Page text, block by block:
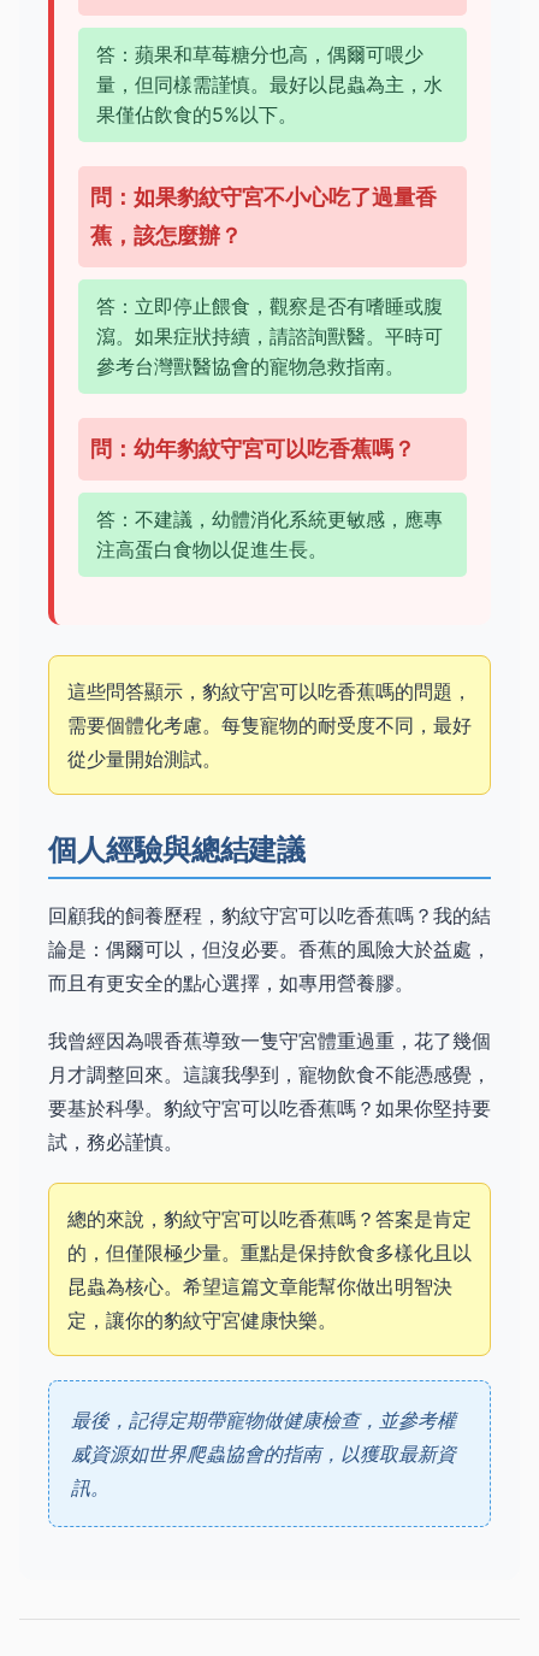
答：蘋果和草莓糖分也高，偶爾可喂少
量，但同樣需謹慎。最好以昆蟲為主，水
果僅佔飲食的5%以下。
問：如果豹紋守宮不小心吃了過量香
蕉，該怎麼辦？
答：立即停止餵食，觀察是否有嗜睡或腹
瀉。如果症狀持續，請諮詢獸醫。平時可
參考台灣獸醫協會的寵物急救指南。
問：幼年豹紋守宮可以吃香蕉嗎？
答：不建議，幼體消化系統更敏感，應專
注高蛋白食物以促進生長。
這些問答顯示，豹紋守宮可以吃香蕉嗎的問題，
需要個體化考慮。每隻寵物的耐受度不同，最好
從少量開始測試。
個人經驗與總結建議
回顧我的飼養歷程，豹紋守宮可以吃香蕉嗎？我的結
論是：偶爾可以，但沒必要。香蕉的風險大於益處，
而且有更安全的點心選擇，如專用營養膠。
我曾經因為喂香蕉導致一隻守宮體重過重，花了幾個
月才調整回來。這讓我學到，寵物飲食不能憑感覺，
要基於科學。豹紋守宮可以吃香蕉嗎？如果你堅持要
試，務必謹慎。
總的來說，豹紋守宮可以吃香蕉嗎？答案是肯定
的，但僅限極少量。重點是保持飲食多樣化且以
昆蟲為核心。希望這篇文章能幫你做出明智決
定，讓你的豹紋守宮健康快樂。
最後，記得定期帶寵物做健康檢查，並參考權
威資源如世界爬蟲協會的指南，以獲取最新資
訊。